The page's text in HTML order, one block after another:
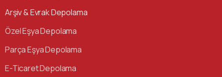
Arşiv & Evrak Depolama
Özel Eşya Depolama
Parça Eşya Depolama
E-Ticaret Depolama